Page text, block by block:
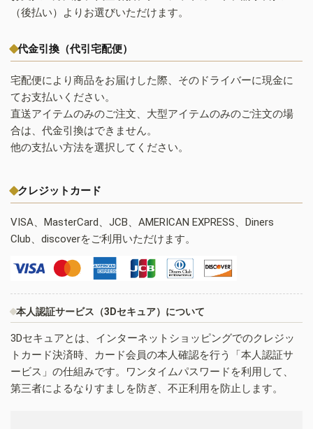
（後払い）よりお選びいただけます。
代金引換（代引宅配便）
宅配便により商品をお届けした際、そのドライバーに現金に
てお支払いください。
直送アイテムのみのご注文、大型アイテムのみのご注文の場
合は、代金引換はできません。
他の支払い方法を選択してください。
クレジットカード
VISA、MasterCard、JCB、AMERICAN EXPRESS、Diners
Club、discoverをご利用いただけます。
本人認証サービス（3Dセキュア）について
3Dセキュアとは、インターネットショッピングでのクレジッ
トカード決済時、カード会員の本人確認を行う「本人認証サ
ービス」の仕組みです。ワンタイムパスワードを利用して、
第三者によるなりすましを防ぎ、不正利用を防止します。